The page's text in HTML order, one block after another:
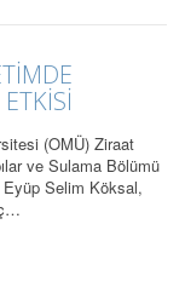
(OMÜ) Ziraat
ve Sulama Bölümü
Selim Köksal,